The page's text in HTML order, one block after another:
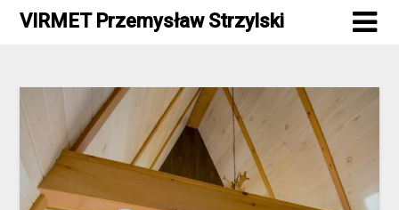
SkipVIRMET Przemysław Strzylski